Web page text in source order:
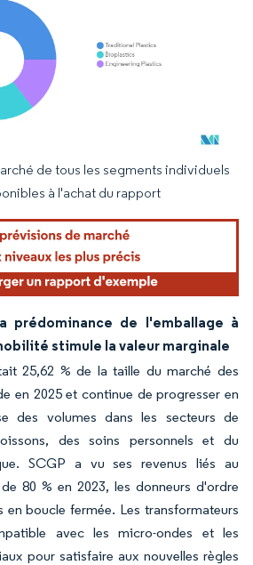
La réutilisation nécessite une attribution sous CC BY
de tous les segments individuels
à l'achat du rapport
prédominance de l'emballage à
stimule la valeur marginale
25,62 % de la taille du marché des
en 2025 et continue de progresser en
des volumes dans les secteurs de
des soins personnels et du
SCGP a vu ses revenus liés au
80 % en 2023, les donneurs d'ordre
en boucle fermée. Les transformateurs
avec les micro-ondes et les
pour satisfaire aux nouvelles règles